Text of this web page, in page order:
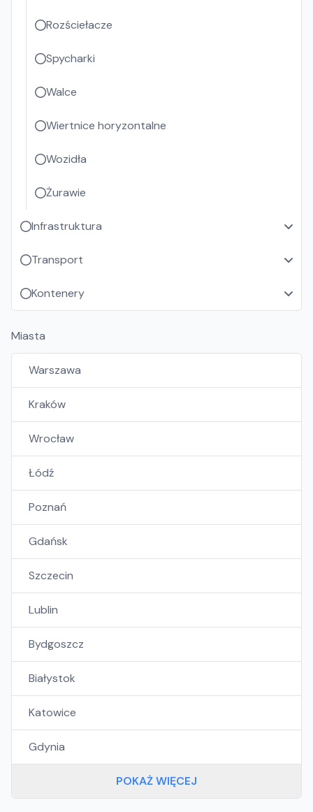
Rozściełacze
Spycharki
Walce
Wiertnice horyzontalne
Wozidła
Żurawie
Infrastruktura
Transport
Kontenery
Miasta
Warszawa
Kraków
Wrocław
Łódź
Poznań
Gdańsk
Szczecin
Lublin
Bydgoszcz
Białystok
Katowice
Gdynia
POKAŻ WIĘCEJ